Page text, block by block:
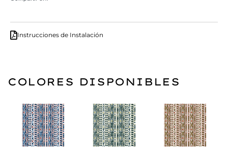
Instrucciones de Instalación
COLORES DISPONIBLES